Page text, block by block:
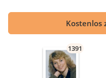
Kostenlos
1391